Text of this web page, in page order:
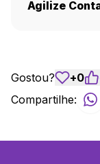
Agilize
Gostou? +0
Compartilhe: